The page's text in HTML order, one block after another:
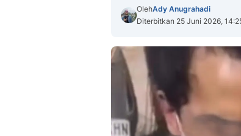
OlehAdy Anugrahadi
Diterbitkan 25 Juni 2026,